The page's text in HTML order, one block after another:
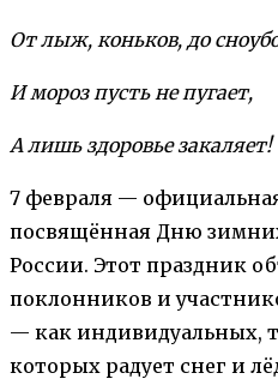
От лыж, коньков, до
И мороз пусть не пугает,
А лишь здоровье закаляет!
7 февраля —
посвящённая Дню
России. Этот праздник
поклонников и
— как индивидуальных,
которых радует снег и